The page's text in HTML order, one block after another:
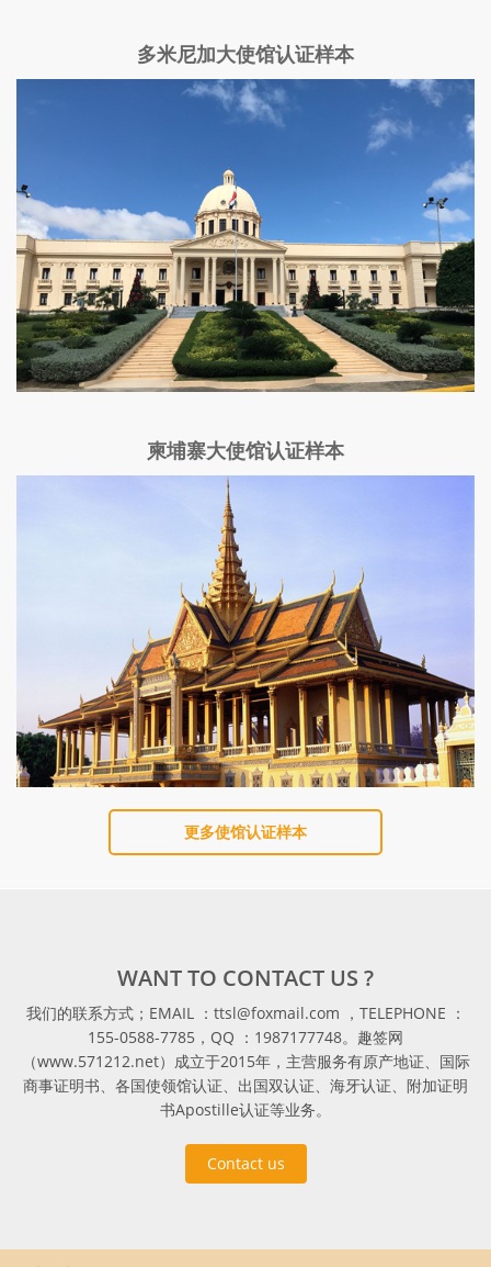
多米尼加大使馆认证样本
柬埔寨大使馆认证样本
更多使馆认证样本
WANT TO CONTACT US ?
我们的联系方式；EMAIL ：ttsl@foxmail.com ，TELEPHONE ：
155-0588-7785，QQ ：1987177748。趣签网
（www.571212.net）成立于2015年，主营服务有原产地证、国际
商事证明书、各国使领馆认证、出国双认证、海牙认证、附加证明
书Apostille认证等业务。
Contact us